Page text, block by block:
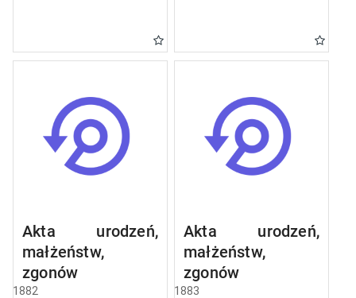
Akta urodzeń,
małżeństw,
zgonów
1882
Akta urodzeń,
małżeństw,
zgonów
1883